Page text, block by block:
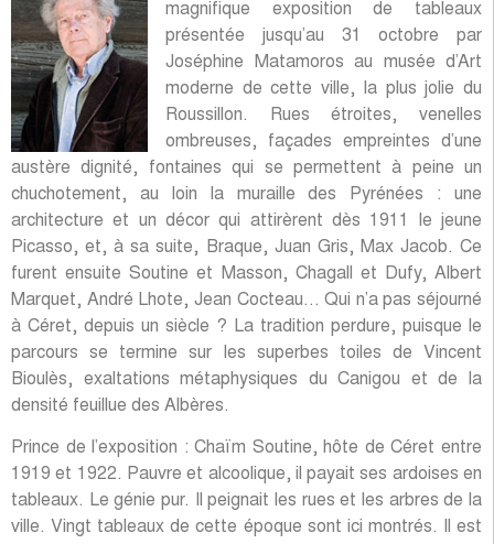
magnifique exposition de tableaux
présentée jusqu’au 31 octobre par
Joséphine Matamoros au musée d’Art
moderne de cette ville, la plus jolie du
Roussillon. Rues étroites, venelles
ombreuses, façades empreintes d’une
austère dignité, fontaines qui se permettent à peine un
chuchotement, au loin la muraille des Pyrénées : une
architecture et un décor qui attirèrent dès 1911 le jeune
Picasso, et, à sa suite, Braque, Juan Gris, Max Jacob. Ce
furent ensuite Soutine et Masson, Chagall et Dufy, Albert
Marquet, André Lhote, Jean Cocteau… Qui n’a pas séjourné
à Céret, depuis un siècle ? La tradition perdure, puisque le
parcours se termine sur les superbes toiles de Vincent
Bioulès, exaltations métaphysiques du Canigou et de la
densité feuillue des Albères.
Prince de l’exposition : Chaïm Soutine, hôte de Céret entre
1919 et 1922. Pauvre et alcoolique, il payait ses ardoises en
tableaux. Le génie pur. Il peignait les rues et les arbres de la
ville. Vingt tableaux de cette époque sont ici montrés. Il est